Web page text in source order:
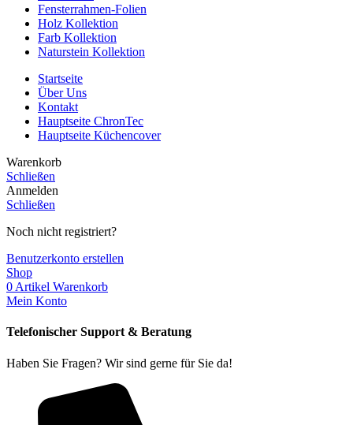
Fensterrahmen-Folien
Holz Kollektion
Farb Kollektion
Naturstein Kollektion
Startseite
Über Uns
Kontakt
Hauptseite ChronTec
Hauptseite Küchencover
Warenkorb
Schließen
Anmelden
Schließen
Noch nicht registriert?
Benutzerkonto erstellen
Shop
0 Artikel Warenkorb
Mein Konto
Telefonischer Support & Beratung
Haben Sie Fragen? Wir sind gerne für Sie da!